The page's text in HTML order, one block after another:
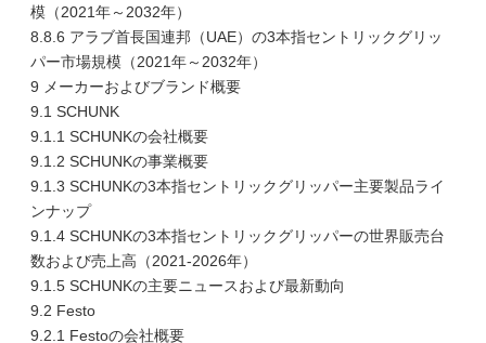
模（2021年～2032年）
8.8.6 アラブ首長国連邦（UAE）の3本指セントリックグリッ
パー市場規模（2021年～2032年）
9 メーカーおよびブランド概要
9.1 SCHUNK
9.1.1 SCHUNKの会社概要
9.1.2 SCHUNKの事業概要
9.1.3 SCHUNKの3本指セントリックグリッパー主要製品ライ
ンナップ
9.1.4 SCHUNKの3本指セントリックグリッパーの世界販売台
数および売上高（2021-2026年）
9.1.5 SCHUNKの主要ニュースおよび最新動向
9.2 Festo
9.2.1 Festoの会社概要